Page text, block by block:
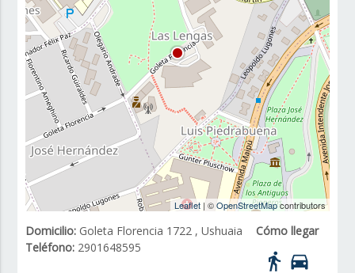
Leaflet| ©OpenStreetMapcontributors
Cómo llegar
directions_walk directions_car
Domicilio: Goleta Florencia 1722 , Ushuaia
Teléfono: 2901648595